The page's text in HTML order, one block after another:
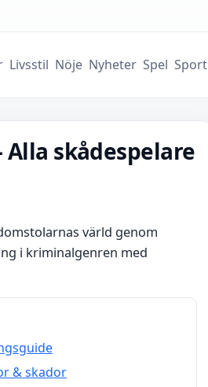
Livsstil Nöje Nyheter Spel Sport
Alla skådespelare
värld genom
i kriminalgenren med
& skador